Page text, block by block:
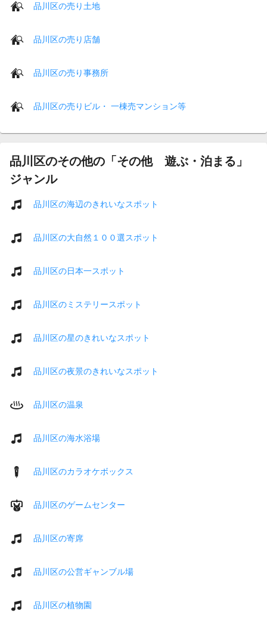
品川区の売り土地
品川区の売り店舗
品川区の売り事務所
品川区の売りビル・ 一棟売マンション等
品川区のその他の「その他 遊ぶ・泊まる」
ジャンル
品川区の海辺のきれいなスポット
品川区の大自然１００選スポット
品川区の日本一スポット
品川区のミステリースポット
品川区の星のきれいなスポット
品川区の夜景のきれいなスポット
品川区の温泉
品川区の海水浴場
品川区のカラオケボックス
品川区のゲームセンター
品川区の寄席
品川区の公営ギャンブル場
品川区の植物園